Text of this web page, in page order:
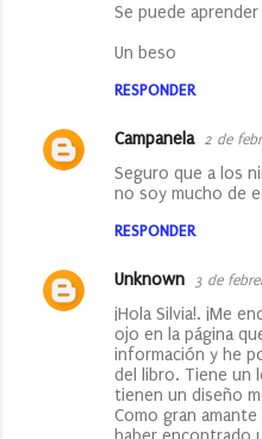
Se puede
Un beso
RESPONDER
Campanela 2 de
Seguro que a los
no soy mucho de
RESPONDER
Unknown 3 de
¡Hola Silvia!. ¡Me
ojo en la página
información y he
del libro. Tiene un
tienen un diseño
Como gran